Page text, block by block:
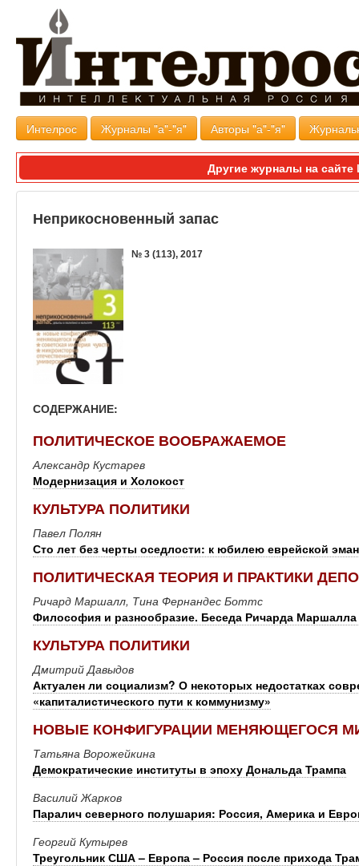
Интелрос Журналы "а"-"я" Авторы "а"-"я"
Другие журналы на
Неприкосновенный запас
№ 3 (113), 2017
СОДЕРЖАНИЕ:
ПОЛИТИЧЕСКОЕ ВООБРАЖАЕМОЕ
Александр Кустарев
Модернизация и Холокост
КУЛЬТУРА ПОЛИТИКИ
Павел Полян
Сто лет без черты оседлости: к юбилею еврейской
ПОЛИТИЧЕСКАЯ ТЕОРИЯ И ПРАКТИКИ
Ричард Маршалл, Тина Фернандес Боттс
Философия и разнообразие. Беседа Ричарда Маршалла
КУЛЬТУРА ПОЛИТИКИ
Дмитрий Давыдов
Актуален ли социализм? О некоторых недостатках
«капиталистического пути к коммунизму»
НОВЫЕ КОНФИГУРАЦИИ МЕНЯЮЩЕГОСЯ
Татьяна Ворожейкина
Демократические институты в эпоху Дональда Трампа
Василий Жарков
Паралич северного полушария: Россия, Америка и
Георгий Кутырев
Треугольник США – Европа – Россия после прихода